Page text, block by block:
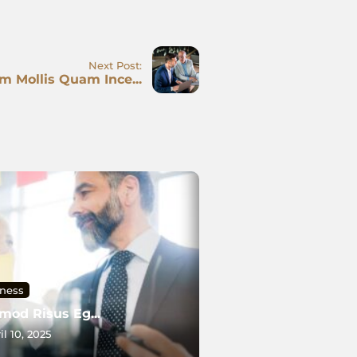
Next Post:
Mollis Quam Ince...
Risus Eg...
10, 2025